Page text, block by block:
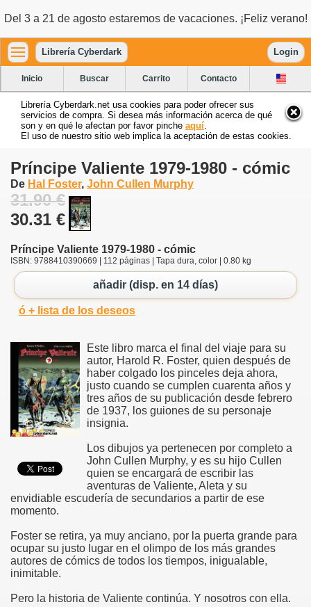
Del 3 a 21 de agosto estaremos de vacaciones. ¡Feliz verano!
Librería Cyberdark Login
Inicio Buscar Carrito Contacto
Librería Cyberdark.net usa cookies para poder ofrecer sus
servicios de compra. Si desea más información acerca de qué
son y en qué le afectan por favor pinche aquí
El uso de nuestro sitio web implica la aceptación de estas cookies.
Príncipe Valiente 1979-1980 - cómic
De Hal Foster, John Cullen Murphy
31.90 €
30.31 €
Príncipe Valiente 1979-1980 - cómic
ISBN: 9788410390669 | 112 páginas | Tapa dura, color | 0.80 kg
añadir (disp. en 14 días)
ó + lista de los deseos
Este libro marca el final del viaje para su
autor, Harold R. Foster, quien después de
haber colgado los pinceles deja ahora,
justo cuando se cumplen cuarenta años y
tres años de su publicación desde febrero
de 1937, los guiones de su personaje
insignia.
Los dibujos ya pertenecen por completo a
John Cullen Murphy, y es su hijo Cullen
quien se encargará de escribir las
aventuras de Valiente, Aleta y su
envidiable escudería de secundarios a partir de ese
momento.
Foster se retira, ya muy anciano, por la puerta grande para
ocupar su justo lugar en el olimpo de los más grandes
autores de cómics de todos los tiempos, inigualable,
inimitable.
Pero la historia de Valiente continúa. Y nosotros con ella.